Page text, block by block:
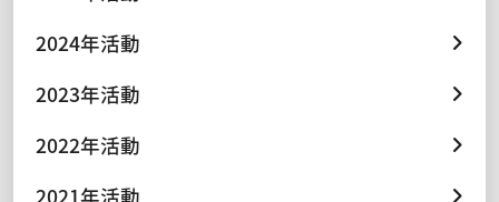
2024年活動
2023年活動
2022年活動
2021年活動